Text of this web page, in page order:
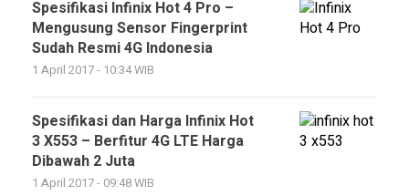
Spesifikasi Infinix Hot 4 Pro –
Mengusung Sensor Fingerprint
Sudah Resmi 4G Indonesia
1 April 2017 - 10:34 WIB
Spesifikasi dan Harga Infinix Hot
3 X553 – Berfitur 4G LTE Harga
Dibawah 2 Juta
1 April 2017 - 09:48 WIB